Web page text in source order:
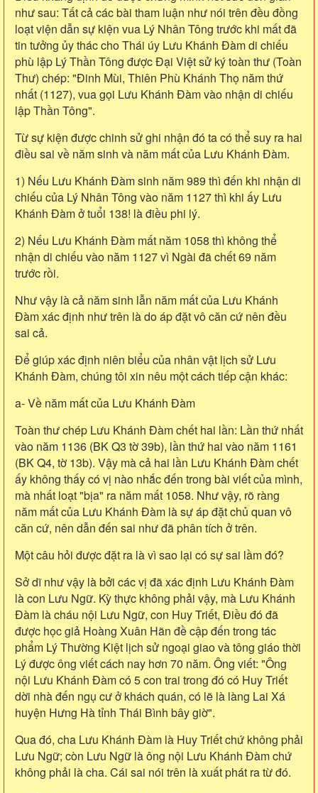
như sau: Tất cả các bài tham luận như nói trên đều đồng
loạt viện dẫn sự kiện vua Lý Nhân Tông trước khi mất đã
tin tưởng ủy thác cho Thái úy Lưu Khánh Đàm di chiếu
phù lập Lý Thần Tông được Đại Việt sử ký toàn thư (Toàn
Thư) chép: "Đinh Mùi, Thiên Phù Khánh Thọ năm thứ
nhất (1127), vua gọi Lưu Khánh Đàm vào nhận di chiếu
lập Thần Tông".
Từ sự kiện được chinh sử ghi nhận đó ta có thể suy ra hai
điều sai về năm sinh và năm mất của Lưu Khánh Đàm.
1) Nếu Lưu Khánh Đàm sinh năm 989 thì đến khi nhận di
chiếu của Lý Nhân Tông vào năm 1127 thì khi ấy Lưu
Khánh Đàm ở tuổi 138! là điều phi lý.
2) Nếu Lưu Khánh Đàm mất năm 1058 thì không thể
nhận di chiếu vào năm 1127 vì Ngài đã chết 69 năm
trước rồi.
Như vậy là cả năm sinh lẫn năm mất của Lưu Khánh
Đàm xác định như trên là do áp đặt vô căn cứ nên đều
sai cả.
Để giúp xác định niên biểu của nhân vật lịch sử Lưu
Khánh Đàm, chúng tôi xin nêu một cách tiếp cận khác:
a- Về năm mất của Lưu Khánh Đàm
Toàn thư chép Lưu Khánh Đàm chết hai lần: Lần thứ nhất
vào năm 1136 (BK Q3 tờ 39b), lần thứ hai vào năm 1161
(BK Q4, tờ 13b). Vậy mà cả hai lần Lưu Khánh Đàm chết
ấy không thấy có vị nào nhắc đến trong bài viết của mình,
mà nhất loạt "bịa" ra năm mất 1058. Như vậy, rõ ràng
năm mất của Lưu Khánh Đàm là sự áp đặt chủ quan vô
căn cứ, nên dẫn đến sai như đã phân tích ở trên.
Một câu hỏi được đặt ra là vì sao lại có sự sai lầm đó?
Sở dĩ như vậy là bởi các vị đã xác định Lưu Khánh Đàm
là con Lưu Ngữ. Kỳ thực không phải vậy, mà Lưu Khánh
Đàm là cháu nội Lưu Ngữ, con Huy Triết, Điều đó đã
được học giả Hoàng Xuân Hãn đề cập đến trong tác
phẩm Lý Thường Kiệt lịch sử ngoại giao và tông giáo thời
Lý được ông viết cách nay hơn 70 năm. Ông viết: "Ông
nội Lưu Khánh Đàm có 5 con trai trong đó có Huy Triết
dời nhà đến ngụ cư ở khách quán, có lẽ là làng Lai Xá
huyện Hưng Hà tỉnh Thái Bình bây giờ".
Qua đó, cha Lưu Khánh Đàm là Huy Triết chứ không phải
Lưu Ngữ; còn Lưu Ngữ là ông nội Lưu Khánh Đàm chứ
không phải là cha. Cái sai nói trên là xuất phát ra từ đó.